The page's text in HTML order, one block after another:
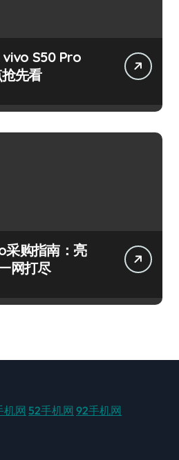
S50 Pro
先看
采购指南：亮
网打尽
机网 52手机网 92手机网